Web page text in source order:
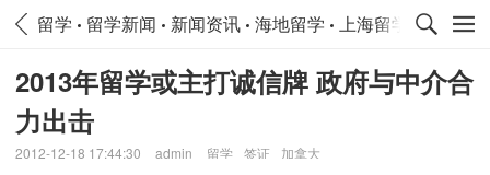
留学 留学新闻 新闻资讯 海地留学 上海留学新闻 上
2013年留学或主打诚信牌 政府与中介合
力出击
2012-12-18 17:44:30 admin 留学 签证 加拿大